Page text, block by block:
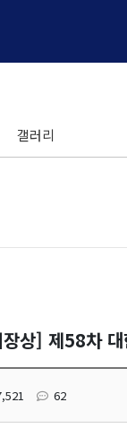
갤러리
상] 제58차
62